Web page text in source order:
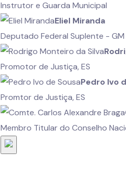
Instrutor e Guarda Municipal
Eliel Miranda
Deputado Federal Suplente - GM
Promotor de Justiça, ES
Pedro Ivo
Promtor de Justiça, ES
Membro Titular do Conselho